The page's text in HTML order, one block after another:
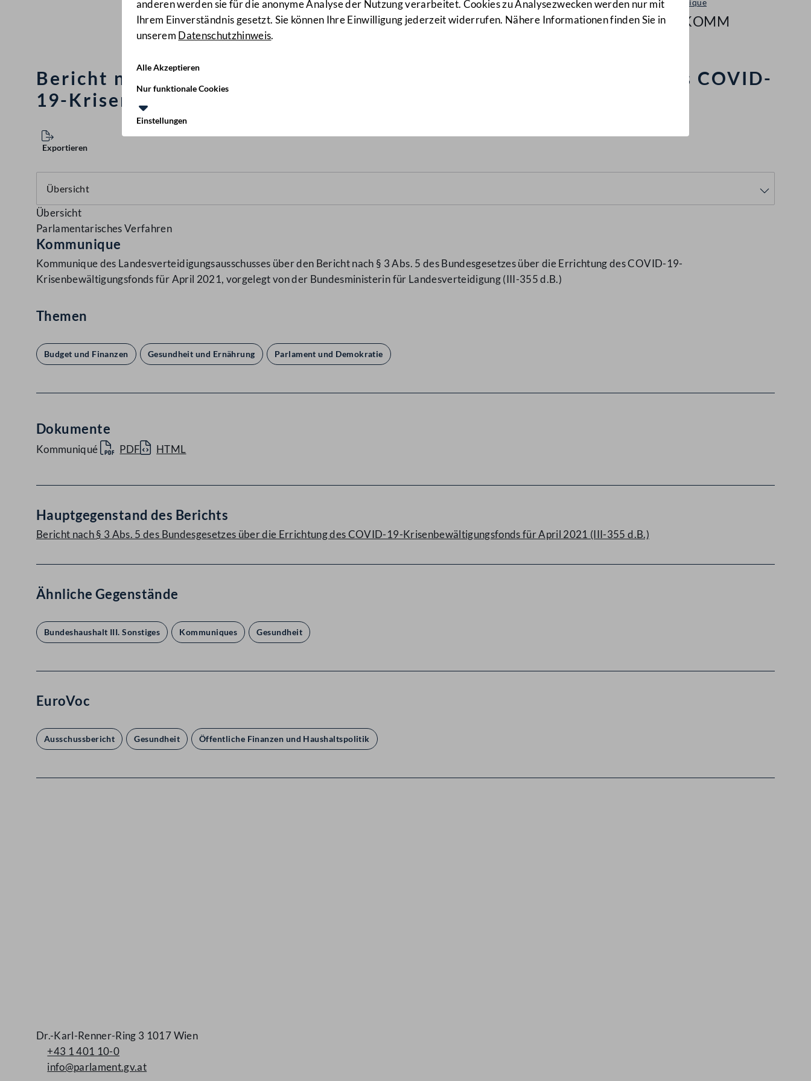
anderen werden sie für die anonyme Analyse der Nutzung verarbeitet. Cookies zu Analysezwecken werden nur mit
Ihrem Einverständnis gesetzt. Sie können Ihre Einwilligung jederzeit widerrufen. Nähere Informationen finden Sie in
unserem Datenschutzhinweis.
Alle Akzeptieren
Nur funktionale Cookies
Einstellungen
Kommunique
295/KOMM
Bericht nach § 3 Abs. 5 des Bundesgesetzes über die Errichtung des COVID-
19-Krisenbewältigungsfonds für April 2021
Exportieren
Übersicht
Parlamentarisches Verfahren
Kommunique
Kommunique des Landesverteidigungsausschusses über den Bericht nach § 3 Abs. 5 des Bundesgesetzes über die Errichtung des COVID-19-
Krisenbewältigungsfonds für April 2021, vorgelegt von der Bundesministerin für Landesverteidigung (III-355 d.B.)
Themen
Budget und Finanzen Gesundheit und Ernährung Parlament und Demokratie
Dokumente
Kommuniqué PDF HTML
Hauptgegenstand des Berichts
Bericht nach § 3 Abs. 5 des Bundesgesetzes über die Errichtung des COVID-19-Krisenbewältigungsfonds für April 2021 (III-355 d.B.)
Ähnliche Gegenstände
Bundeshaushalt III. Sonstiges Kommuniques Gesundheit
EuroVoc
Ausschussbericht Gesundheit Öffentliche Finanzen und Haushaltspolitik
Dr.-Karl-Renner-Ring 3 1017 Wien
+43 1 401 10-0
info@parlament.gv.at